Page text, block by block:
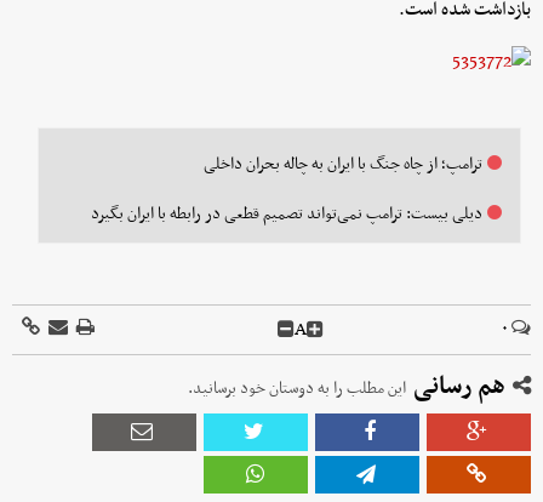
بازداشت شده است.
ترامپ؛ از چاه جنگ با ایران به چاله بحران داخلی
دیلی بیست: ترامپ نمی‌تواند تصمیم قطعی در رابطه با ایران بگیرد
۰ A
هم رسانی این مطلب را به دوستان خود برسانید.